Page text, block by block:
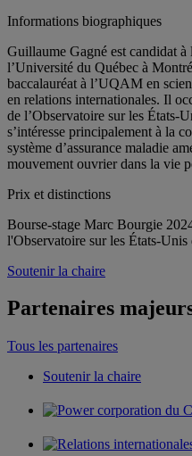
Informations biographiques
Guillaume Gagné est candidat
l’Université du Québec à
baccalauréat à l’UQAM en
en relations internationales. Il
de l’Observatoire sur les États-
s’intéresse principalement à la
système d’assurance maladie
mouvement ouvrier dans la vie
Prix et distinctions
Bourse-stage Marc Bourgie
l'Observatoire sur les États-
Soutenir la chaire
Partenaires
Tous les partenaires
Soutenir la chaire